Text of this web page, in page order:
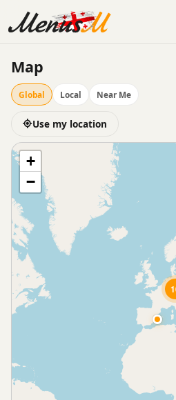
Map
Global Local Near Me
Use my location
+
−